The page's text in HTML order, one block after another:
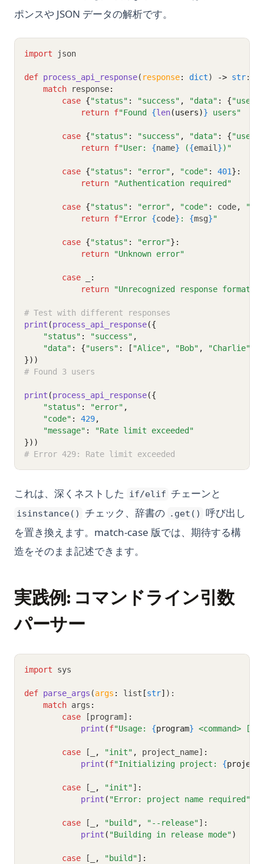
ポンスや JSON データの解析です。
import json
def process_api_response( response: dict) -> str:
match response:
case {"status" : "success" , "data" : {"users"
return f"Found {len(users)} users"
case {"status" : "success" , "data" : {"user"
return f"User: {name} ({email })"
case {"status" : "error" , "code" : 401}:
return
"Authentication required"
case {"status" : "error" , "code" : code,
return f"Error {code} : {msg}"
case {"status" : "error"}:
return
"Unknown error"
case
:
return
"Unrecognized response format"
# Test with different responses
print (process_api_response({
"status" : "success" ,
"data" : {"users" : [ "Alice" , "Bob" , "Charlie"
}))
# Found 3 users
print (process_api_response({
"status" : "error" ,
"code" : 429,
"message" :
"Rate limit exceeded"
}))
# Error 429: Rate limit exceeded
これは、深くネストした if/elif チェーンと
isinstance() チェック、辞書の .get()
呼び出し
を置き換えます。match-case 版では、期待する構
造をそのまま記述できます。
実践例: コマンドライン引数
パーサー
import sys
def parse_args (args : list [str] ):
match args :
case [program] :
print (f"Usage: {program} <command>
case [_ , "init" , project_name] :
print (f"Initializing project: {
case [_ , "init"] :
print ( "Error: project name required"
case [_ , "build" , "--release"] :
print ( "Building in release mode")
case [_ , "build"] :